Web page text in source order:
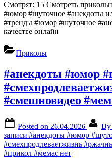
Смотрят: 15 Смотреть
#юмор #шуточное #анекдоты
#тренды #юмор #шуточное
качестве онлайн
Приколы
#анекдоты #юмор
#смешновидео
Posted on 26.04.2026 By
записи #анекдоты #юмор
#смехпродлеваетжизнь
#прикол #мемас нет